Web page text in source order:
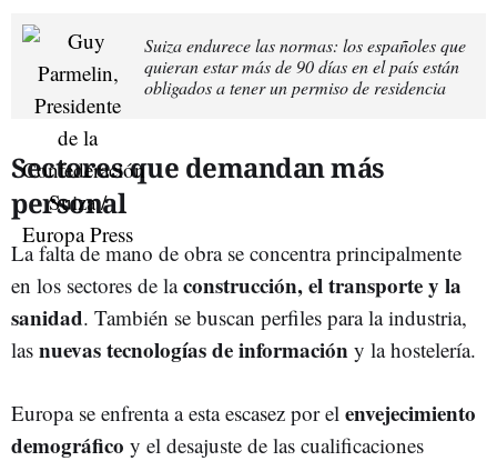
Suiza endurece las normas: los españoles que
quieran estar más de 90 días en el país están
obligados a tener un permiso de residencia
Sectores que demandan más
personal
La falta de mano de obra se concentra principalmente
en los sectores de laconstrucción, el transporte y la
sanidad. También se buscan perfiles para la industria,
las nuevas tecnologías de información y la hostelería.
Europa se enfrenta a esta escasez por el envejecimiento
demográfico y el desajuste de las cualificaciones